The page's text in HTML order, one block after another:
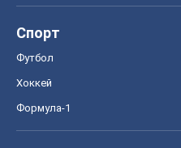
Спорт
Футбол
Хоккей
Формула-1